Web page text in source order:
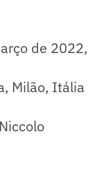
de 2022,
Milão, Itália